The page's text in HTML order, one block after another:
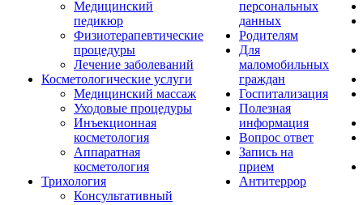
Медицинский
педикюр
Физиотерапевтические
процедуры
Лечение заболеваний
Косметологические услуги
Медицинский массаж
Уходовые процедуры
Инъекционная
косметология
Аппаратная
косметология
Трихология
Консультативный
персональных
данных
Родителям
Для
маломобильных
граждан
Госпитализация
Полезная
информация
Вопрос ответ
Запись на
прием
Антитеррор